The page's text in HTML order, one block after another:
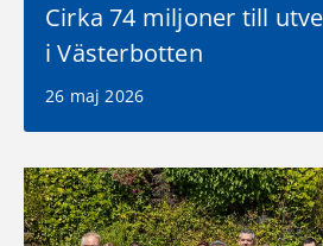
Cirka 74 miljoner till
i Västerbotten
26 maj 2026